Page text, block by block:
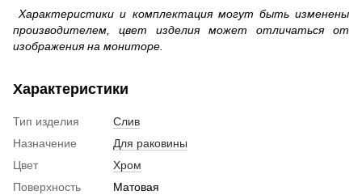
Характеристики и комплектация могут быть изменены
производителем, цвет изделия может отличаться от
изображения на мониторе.
Характеристики
Тип изделия
Слив
Назначение
Для раковины
Цвет
Хром
Поверхность
Матовая